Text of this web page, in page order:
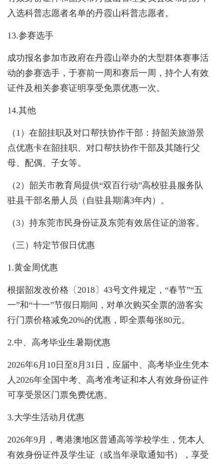
入选科普志愿者名单的丹霞山科普志愿者。
13.参赛选手
成功报名参加市政府在丹霞山举办的大型群体赛事活
动的参赛选手，于赛前一周和赛后一周，持个人有效
证件及相关参赛证明享受免票优惠一次。
14.其他
（1）在韶挂职及对口帮扶协作干部：持韶关旅游景
点优惠卡在韶挂职、对口帮扶协作干部及其随行父
母、配偶、子女等。
（2）韶关市教育局提供“双百行动”高校驻县服务队
驻县干部名册人员（自驻县期满3年内）。
（3）持东莞市民身份证及东莞有效居住证的游客。
（三）特定节假日优惠
1.黄金周优惠
根据韶发改价格〔2018〕43号文件规定，“春节”“五
一”和“十一”节假日期间，对单次购买全票的游客实
行门票价格减免20%的优惠，即全票每张80元。
2.中、高考毕业生暑期优惠
2026年6月10日至8月31日，应届中、高考毕业生凭本
人2026年全国中考、高考准考证和本人有效身份证件
可享受景区门票免费优惠。
3.大学生活动月优惠
2026年9月，粤港澳地区普通高等学校学生，凭本人
有效身份证件及学生证（或当年录取通知书），享受